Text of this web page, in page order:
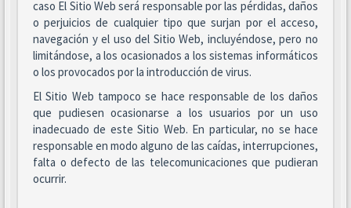
caso El Sitio Web será responsable por las pérdidas, daños
o perjuicios de cualquier tipo que surjan por el acceso,
navegación y el uso del Sitio Web, incluyéndose, pero no
limitándose, a los ocasionados a los sistemas informáticos
o los provocados por la introducción de virus.
El Sitio Web tampoco se hace responsable de los daños
que pudiesen ocasionarse a los usuarios por un uso
inadecuado de este Sitio Web. En particular, no se hace
responsable en modo alguno de las caídas, interrupciones,
falta o defecto de las telecomunicaciones que pudieran
ocurrir.